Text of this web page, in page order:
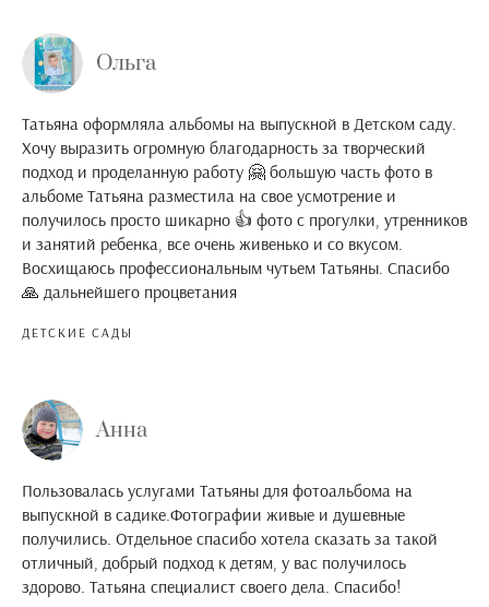
Ольга
Татьяна оформляла альбомы на выпускной в Детском саду.
Хочу выразить огромную благодарность за творческий
подход и проделанную работу 🤗 большую часть фото в
альбоме Татьяна разместила на свое усмотрение и
получилось просто шикарно 👍 фото с прогулки, утренников
и занятий ребенка, все очень живенько и со вкусом.
Восхищаюсь профессиональным чутьем Татьяны. Спасибо
🙏 дальнейшего процветания
ДЕТСКИЕ САДЫ
Анна
Пользовалась услугами Татьяны для фотоальбома на
выпускной в садике.Фотографии живые и душевные
получились. Отдельное спасибо хотела сказать за такой
отличный, добрый подход к детям, у вас получилось
здорово. Татьяна специалист своего дела. Спасибо!